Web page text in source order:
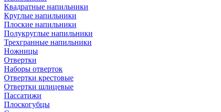
Квадратные напильники
Круглые напильники
Плоские напильники
Полукруглые напильники
Трехгранные напильники
Ножницы
Отвертки
Наборы отверток
Отвертки крестовые
Отвертки шлицевые
Пассатижи
Плоскогубцы